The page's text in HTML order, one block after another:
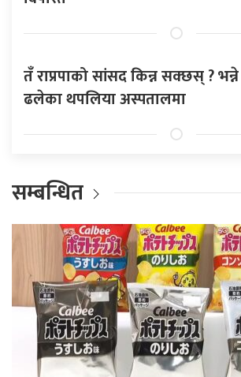
तँ राप्रपाको सांसद किन्न सक्छस् ?
ढलेका थपलिया अस्पतालमा
सम्बन्धित